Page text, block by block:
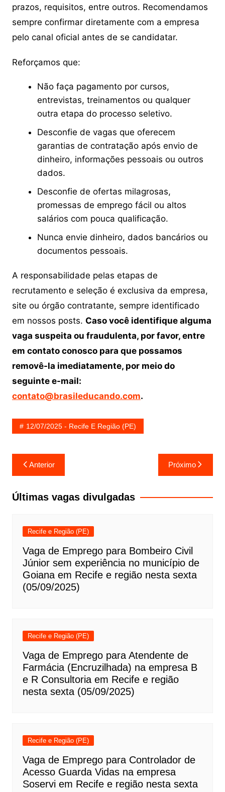
prazos, requisitos, entre outros. Recomendamos
sempre confirmar diretamente com a empresa
pelo canal oficial antes de se candidatar.
Reforçamos que:
Não faça pagamento por cursos,
entrevistas, treinamentos ou qualquer
outra etapa do processo seletivo.
Desconfie de vagas que oferecem
garantias de contratação após envio de
dinheiro, informações pessoais ou outros
dados.
Desconfie de ofertas milagrosas,
promessas de emprego fácil ou altos
salários com pouca qualificação.
Nunca envie dinheiro, dados bancários ou
documentos pessoais.
A responsabilidade pelas etapas de
recrutamento e seleção é exclusiva da empresa,
site ou órgão contratante, sempre identificado
em nossos posts. Caso você identifique alguma
vaga suspeita ou fraudulenta, por favor, entre
em contato conosco para que possamos
removê-la imediatamente, por meio do
seguinte e-mail:
contato@brasileducando.com.
12/07/2025 - Recife E Região (PE)
Navegação
de
Post
Anterior Próximo
Últimas vagas divulgadas
Recife e Região (PE)
Vaga de Emprego para Bombeiro Civil
Júnior sem experiência no município de
Goiana em Recife e região nesta sexta
(05/09/2025)
Recife e Região (PE)
Vaga de Emprego para Atendente de
Farmácia (Encruzilhada) na empresa B
e R Consultoria em Recife e região
nesta sexta (05/09/2025)
Recife e Região (PE)
Vaga de Emprego para Controlador de
Acesso Guarda Vidas na empresa
Soservi em Recife e região nesta sexta